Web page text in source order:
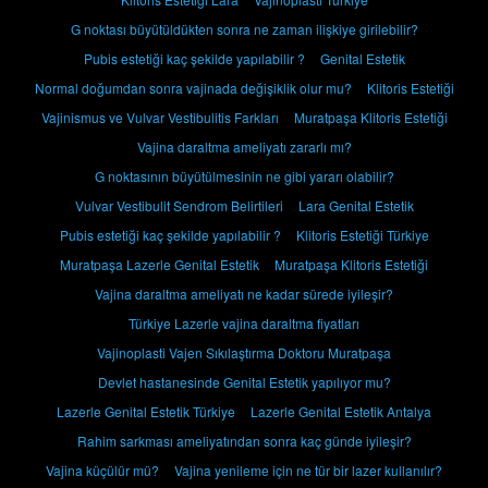
G noktası büyütüldükten sonra ne zaman ilişkiye girilebilir?
Pubis estetiği kaç şekilde yapılabilir ?
Genital Estetik
Normal doğumdan sonra vajinada değişiklik olur mu?
Klitoris Estetiği
Vajinismus ve Vulvar Vestibulitis Farkları
Muratpaşa Klitoris Estetiği
Vajina daraltma ameliyatı zararlı mı?
G noktasının büyütülmesinin ne gibi yararı olabilir?
Vulvar Vestibulit Sendrom Belirtileri
Lara Genital Estetik
Pubis estetiği kaç şekilde yapılabilir ?
Klitoris Estetiği Türkiye
Muratpaşa Lazerle Genital Estetik
Muratpaşa Klitoris Estetiği
Vajina daraltma ameliyatı ne kadar sürede iyileşir?
Türkiye Lazerle vajina daraltma fiyatları
Vajinoplasti Vajen Sıkılaştırma Doktoru Muratpaşa
Devlet hastanesinde Genital Estetik yapılıyor mu?
Lazerle Genital Estetik Türkiye
Lazerle Genital Estetik Antalya
Rahim sarkması ameliyatından sonra kaç günde iyileşir?
Vajina küçülür mü?
Vajina yenileme için ne tür bir lazer kullanılır?